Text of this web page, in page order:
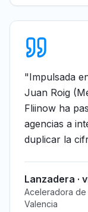
"Impulsada
Juan Roig
Fliinow ha
agencias a
duplicar la
Lanzadera ·
Aceleradora de
Valencia